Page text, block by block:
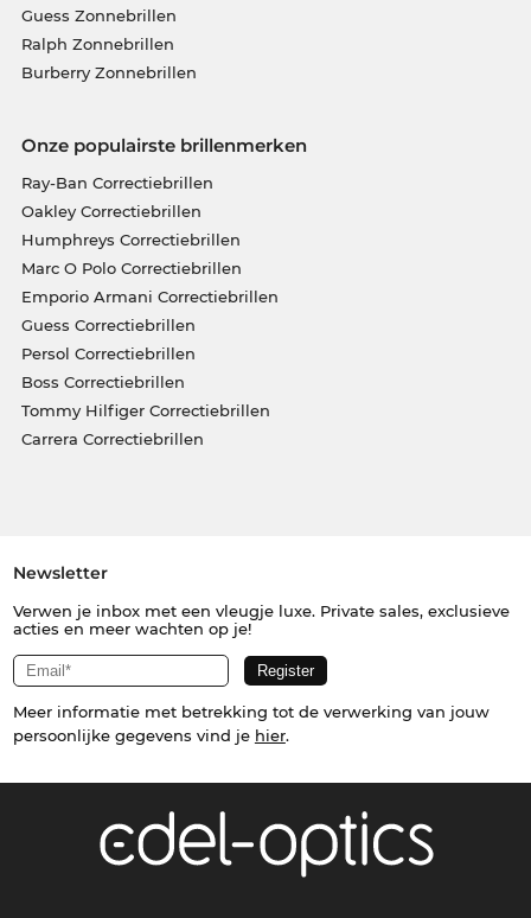
Guess Zonnebrillen
Ralph Zonnebrillen
Burberry Zonnebrillen
Onze populairste brillenmerken
Ray-Ban Correctiebrillen
Oakley Correctiebrillen
Humphreys Correctiebrillen
Marc O Polo Correctiebrillen
Emporio Armani Correctiebrillen
Guess Correctiebrillen
Persol Correctiebrillen
Boss Correctiebrillen
Tommy Hilfiger Correctiebrillen
Carrera Correctiebrillen
Newsletter
Verwen je inbox met een vleugje luxe. Private sales, exclusieve
acties en meer wachten op je!
Meer informatie met betrekking tot de verwerking van jouw
persoonlijke gegevens vind je hier.